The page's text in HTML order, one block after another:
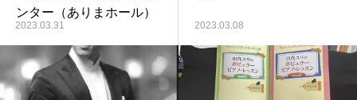
ンター（ありまホール）
2023.03.31 2023.03.08